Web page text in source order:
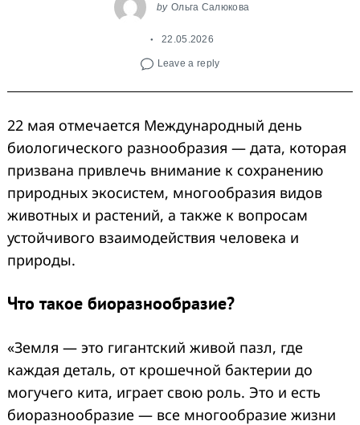
by Ольга Салюкова
22.05.2026
Leave a reply
22 мая отмечается Международный день
биологического разнообразия — дата, которая
призвана привлечь внимание к сохранению
природных экосистем, многообразия видов
животных и растений, а также к вопросам
устойчивого взаимодействия человека и
природы.
Что такое биоразнообразие?
«Земля — это гигантский живой пазл, где
каждая деталь, от крошечной бактерии до
могучего кита, играет свою роль. Это и есть
биоразнообразие — все многообразие жизни